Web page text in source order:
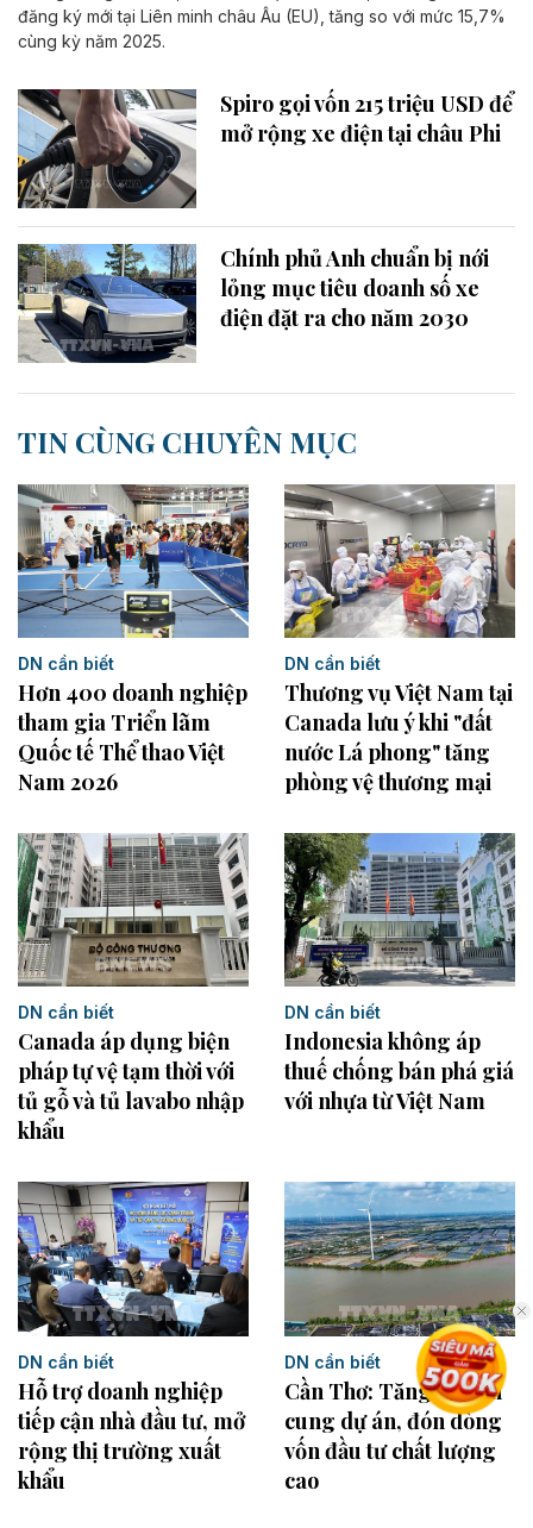
đăng ký mới tại Liên minh châu Âu (EU), tăng so với mức 15,7%
cùng kỳ năm 2025.
Spiro gọi vốn 215 triệu USD để
mở rộng xe điện tại châu Phi
Chính phủ Anh chuẩn bị nới
lỏng mục tiêu doanh số xe
điện đặt ra cho năm 2030
TIN CÙNG CHUYÊN MỤC
DN cần biết
Hơn 400 doanh nghiệp
tham gia Triển lãm
Quốc tế Thể thao Việt
Nam 2026
DN cần biết
Thương vụ Việt Nam tại
Canada lưu ý khi "đất
nước Lá phong" tăng
phòng vệ thương mại
DN cần biết
Canada áp dụng biện
pháp tự vệ tạm thời với
tủ gỗ và tủ lavabo nhập
khẩu
DN cần biết
Indonesia không áp
thuế chống bán phá giá
với nhựa từ Việt Nam
DN cần biết
Hỗ trợ doanh nghiệp
tiếp cận nhà đầu tư, mở
rộng thị trường xuất
khẩu
DN cần biết
Cần Thơ: Tăng nguồn
cung dự án, đón dòng
vốn đầu tư chất lượng
cao